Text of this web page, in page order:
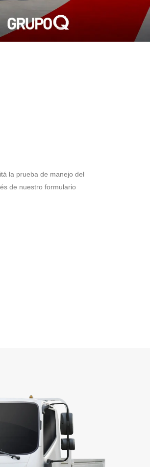
la prueba de manejo del
de nuestro formulario